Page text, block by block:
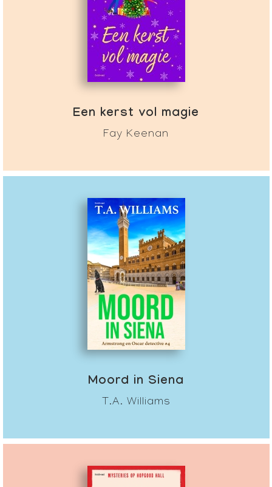
Een kerst vol magie
Fay Keenan
Moord in Siena
T.A. Williams